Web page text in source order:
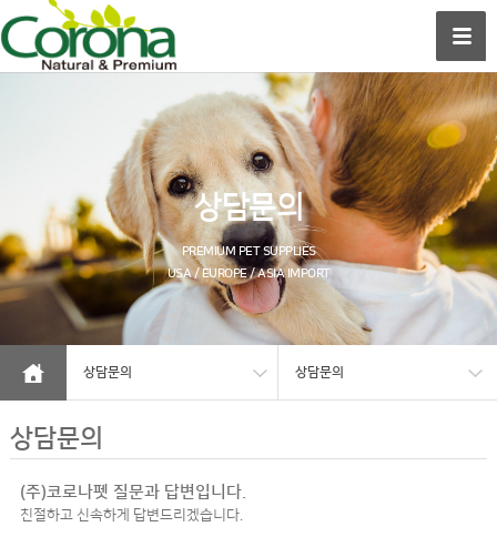
상담문의
PREMIUM PET SUPPLIES
USA / EUROPE / ASIA IMPORT
상담문의 상담문의
상담문의
(주)코로나펫 질문과 답변입니다.
친절하고 신속하게 답변드리겠습니다.